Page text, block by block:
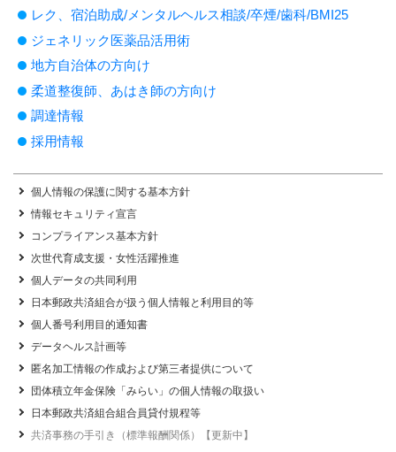
レク、宿泊助成/メンタルヘルス相談/卒煙/歯科/BMI25
ジェネリック医薬品活用術
地方自治体の方向け
柔道整復師、あはき師の方向け
調達情報
採用情報
個人情報の保護に関する基本方針
情報セキュリティ宣言
コンプライアンス基本方針
次世代育成支援・女性活躍推進
個人データの共同利用
日本郵政共済組合が扱う個人情報と利用目的等
個人番号利用目的通知書
データヘルス計画等
匿名加工情報の作成および第三者提供について
団体積立年金保険「みらい」の個人情報の取扱い
日本郵政共済組合組合員貸付規程等
共済事務の手引き（標準報酬関係）【更新中】